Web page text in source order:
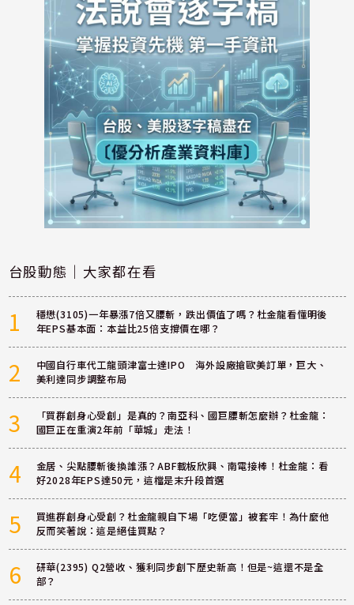
台股動態｜大家都在看
1
穩懋(3105)一年暴漲7倍又腰斬，跌出價值了嗎？杜金龍看懂明後
年EPS基本面：本益比25倍支撐價在哪？
2
中國自行車代工龍頭津富士達IPO 海外設廠搶歐美訂單，巨大、
美利達同步調整布局
3
「買群創身心受創」是真的？南亞科、國巨腰斬怎麼辦？杜金龍：
國巨正在重演2年前「華城」走法！
4
金居、尖點腰斬後換誰漲？ABF載板欣興、南電接棒！杜金龍：看
好2028年EPS達50元，這檔是末升段首選
5
買進群創身心受創？杜金龍親自下場「吃便當」被套牢！為什麼他
反而笑著說：這是絕佳買點？
6
研華(2395) Q2營收、獲利同步創下歷史新高！但是~這還不是全
部？